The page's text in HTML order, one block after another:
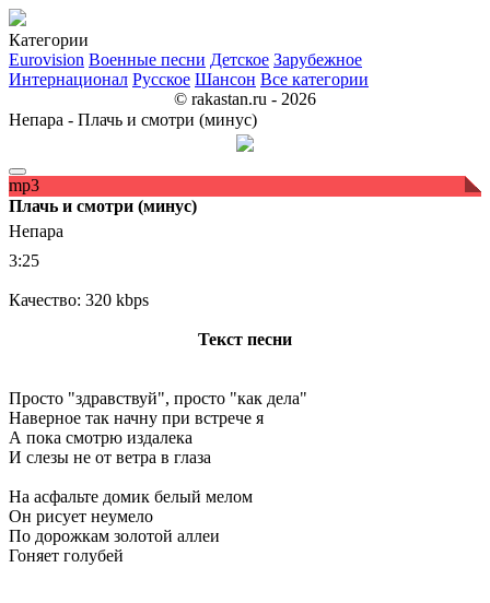
Категории
Eurovision Военные песни Детское Зарубежное
Интернационал Русское Шансон Все категории
© rakastan.ru - 2026
Непара - Плачь и смотри (минус)
mp3
Плачь и смотри (минус)
Непара
3:25
Качество: 320 kbps
Текст песни
Просто "здравствуй", просто "как дела"
Наверное так начну при встрече я
А пока смотрю издалека
И слезы не от ветра в глаза
На асфальте домик белый мелом
Он рисует неумело
По дорожкам золотой аллеи
Гоняет голубей